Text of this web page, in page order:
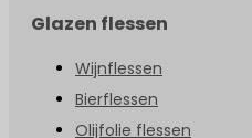
Glazen flessen
Wijnflessen
Bierflessen
Olijfolie flessen